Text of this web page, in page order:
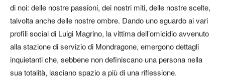
di noi: delle nostre passioni, dei nostri miti, delle nostre scelte,
talvolta anche delle nostre ombre. Dando uno sguardo ai vari
profili social di Luigi Magrino, la vittima dell’omicidio avvenuto
alla stazione di servizio di Mondragone, emergono dettagli
inquietanti che, sebbene non definiscano una persona nella
sua totalità, lasciano spazio a più di una riflessione.